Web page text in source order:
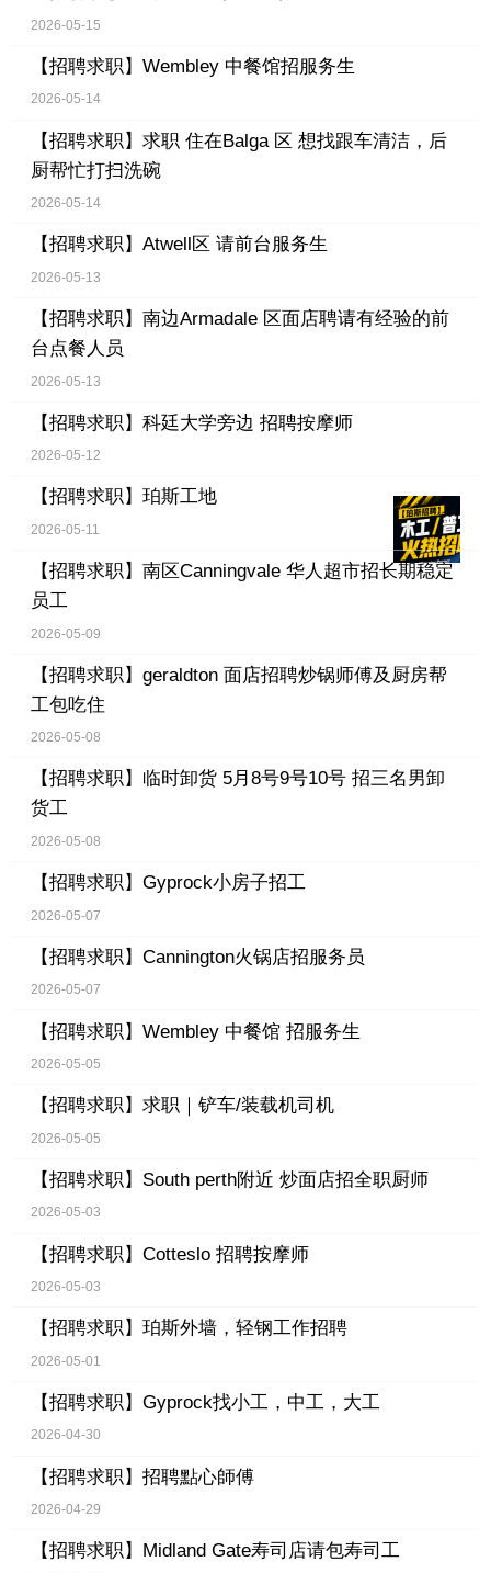
2026-05-15
【招聘求职】 Wembley 中餐馆招服务生
2026-05-14
【招聘求职】 求职 住在Balga 区 想找跟车清洁，后
厨帮忙打扫洗碗
2026-05-14
【招聘求职】 Atwell区 请前台服务生
2026-05-13
【招聘求职】 南边Armadale 区面店聘请有经验的前
台点餐人员
2026-05-13
【招聘求职】 科廷大学旁边 招聘按摩师
2026-05-12
【招聘求职】 珀斯工地
2026-05-11
【招聘求职】 南区Canningvale 华人超市招长期稳定
员工
2026-05-09
【招聘求职】 geraldton 面店招聘炒锅师傅及厨房帮
工包吃住
2026-05-08
【招聘求职】 临时卸货 5月8号9号10号 招三名男卸
货工
2026-05-08
【招聘求职】 Gyprock小房子招工
2026-05-07
【招聘求职】 Cannington火锅店招服务员
2026-05-07
【招聘求职】 Wembley 中餐馆 招服务生
2026-05-05
【招聘求职】 求职｜铲车/装载机司机
2026-05-05
【招聘求职】 South perth附近 炒面店招全职厨师
2026-05-03
【招聘求职】 Cotteslo 招聘按摩师
2026-05-03
【招聘求职】 珀斯外墙，轻钢工作招聘
2026-05-01
【招聘求职】 Gyprock找小工，中工，大工
2026-04-30
【招聘求职】 招聘點心師傅
2026-04-29
【招聘求职】 Midland Gate寿司店请包寿司工